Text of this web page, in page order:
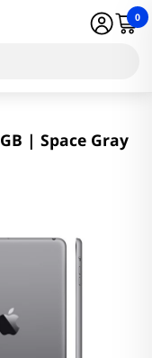
0
| Space Gray